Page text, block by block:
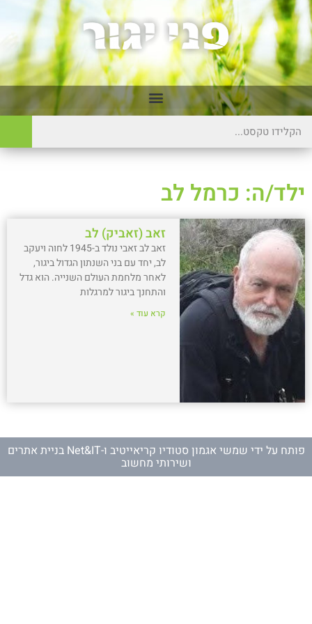
ילד/ה: כרמל לב
זאב (זאביק) לב
זאב לב זאבי נולד ב-1945 לחוה ויעקב
לב, יחד עם בני השנתון הגדול ביגור,
לאחר מלחמת העולם השנייה. הוא גדל
והתחנך ביגור למרגלות
קרא עוד »
פותח על ידי שמשי אגמון סטודיו קריאייטיב ו- Net&IT בניית אתרים
ושירותי מחשוב